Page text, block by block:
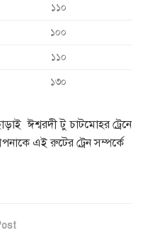
১১০
১০০
১১০
১৩০
ঈশ্বরদী টু চাটমোহর ট্রেনে
এই রুটের ট্রেন সম্পর্কে